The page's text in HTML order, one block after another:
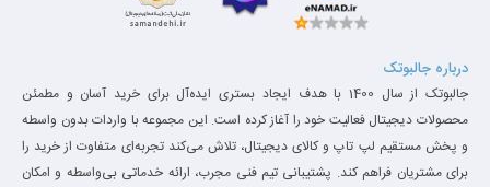
عملکرد در نرم‌افزارها
نرم‌افزار تجربه اجرا
درباره جالبوتک
جالبوتک از سال 1400 با هدف ایجاد بستری ایده‌آل برای خرید آسان و مطمئن
محصولات دیجیتال فعالیت خود را آغاز کرده است. این مجموعه با واردات بدون واسطه
و پخش مستقیم لپ تاپ و کالای دیجیتال، تلاش می‌کند تجربه‌ای متفاوت از خرید را
برای مشتریان فراهم کند. پشتیبانی تیم فنی مجرب، ارائه خدماتی بی‌واسطه و امکان